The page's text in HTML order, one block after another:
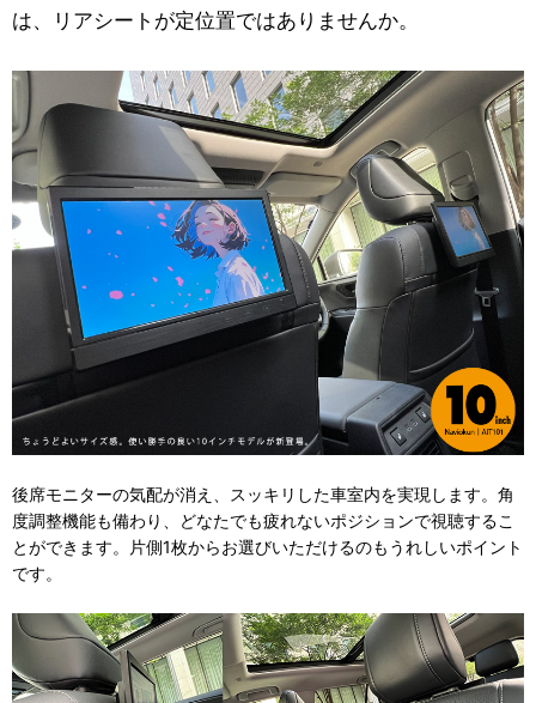
は、リアシートが定位置ではありませんか。
後席モニターの気配が消え、スッキリした車室内を実現します。角
度調整機能も備わり、どなたでも疲れないポジションで視聴するこ
とができます。片側1枚からお選びいただけるのもうれしいポイント
です。